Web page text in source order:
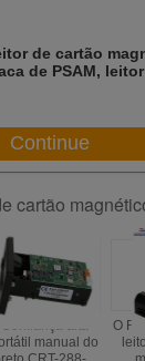
de cartão
de PSAM,
Continue
cartão
Confiança alta
manual do
O